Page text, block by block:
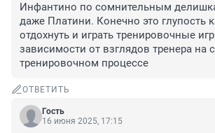
Инфантино по сомнительным
даже Платини. Конечно это глупость
отдохнуть и играть тренировочные
зависимости от взглядов тренера на
тренировочном процессе
ОТВЕТИТЬ
Гость
16 июня 2025, 17:15